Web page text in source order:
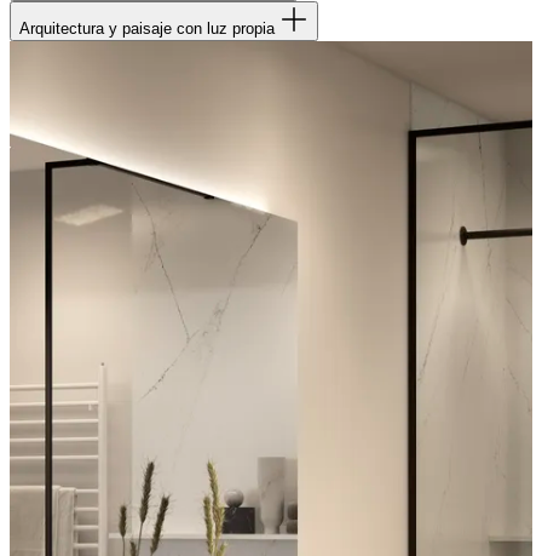
Arquitectura y paisaje con luz propia